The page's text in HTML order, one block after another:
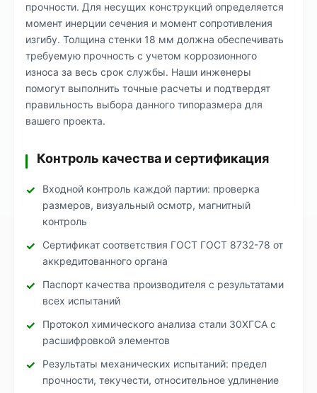
прочности. Для несущих конструкций определяется
момент инерции сечения и момент сопротивления
изгибу. Толщина стенки 18 мм должна обеспечивать
требуемую прочность с учетом коррозионного
износа за весь срок службы. Наши инженеры
помогут выполнить точные расчеты и подтвердят
правильность выбора данного типоразмера для
вашего проекта.
Контроль качества и сертификация
Входной контроль каждой партии: проверка
размеров, визуальный осмотр, магнитный
контроль
Сертификат соответствия ГОСТ ГОСТ 8732-78 от
аккредитованного органа
Паспорт качества производителя с результатами
всех испытаний
Протокол химического анализа стали 30ХГСА с
расшифровкой элементов
Результаты механических испытаний: предел
прочности, текучести, относительное удлинение